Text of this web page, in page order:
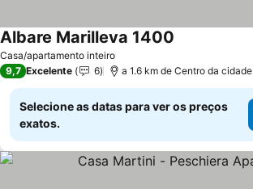
Casa/apartamento inteiro
Albare Marilleva 1400
9,7 Excelente 6 a 1.6 km de Centro da cidade
Selecione as datas para ver os preços
exatos.